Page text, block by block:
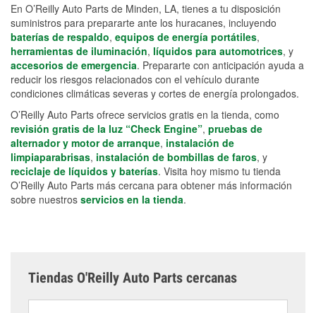
En O’Reilly Auto Parts de Minden, LA, tienes a tu disposición
suministros para prepararte ante los huracanes, incluyendo
baterías de respaldo, equipos de energía portátiles,
herramientas de iluminación, líquidos para automotrices, y
accesorios de emergencia. Prepararte con anticipación ayuda a
reducir los riesgos relacionados con el vehículo durante
condiciones climáticas severas y cortes de energía prolongados.
O’Reilly Auto Parts ofrece servicios gratis en la tienda, como
revisión gratis de la luz “Check Engine”, pruebas de
alternador y motor de arranque, instalación de
limpiaparabrisas, instalación de bombillas de faros, y
reciclaje de líquidos y baterías. Visita hoy mismo tu tienda
O’Reilly Auto Parts más cercana para obtener más información
sobre nuestros servicios en la tienda.
Tiendas O'Reilly Auto Parts cercanas